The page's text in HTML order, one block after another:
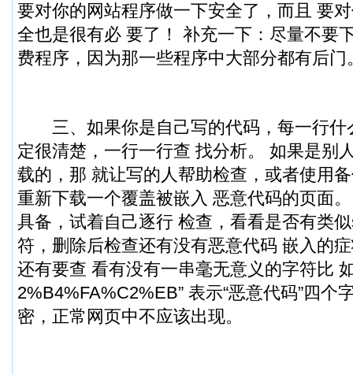
要对你的网站程序做一下安全了，而且 要
全也是很有必 要了！ 补充一下：尽量不要
费程序，因为那一些程序中大部分都有后门
三、如果你是自己写的代码，每一行什
定很清楚，一行一行查 找分析。 如果是别
载的，那 就让写的人帮助检查，或者使用
重新下载一个覆盖被嵌入 恶意代码的页面
具备，试着自己逐行 检查，看看是否有类
符，删除后检查还有没有恶意代码 嵌入的
还有要查 看有没有一串毫无意义的字符比
2%B4%FA%C2%EB” 表示“恶意代码”四个
密，正常网页中不应该出现。